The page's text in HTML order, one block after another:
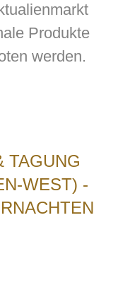
Produkte
werden.
TAGUNG
WEST) -